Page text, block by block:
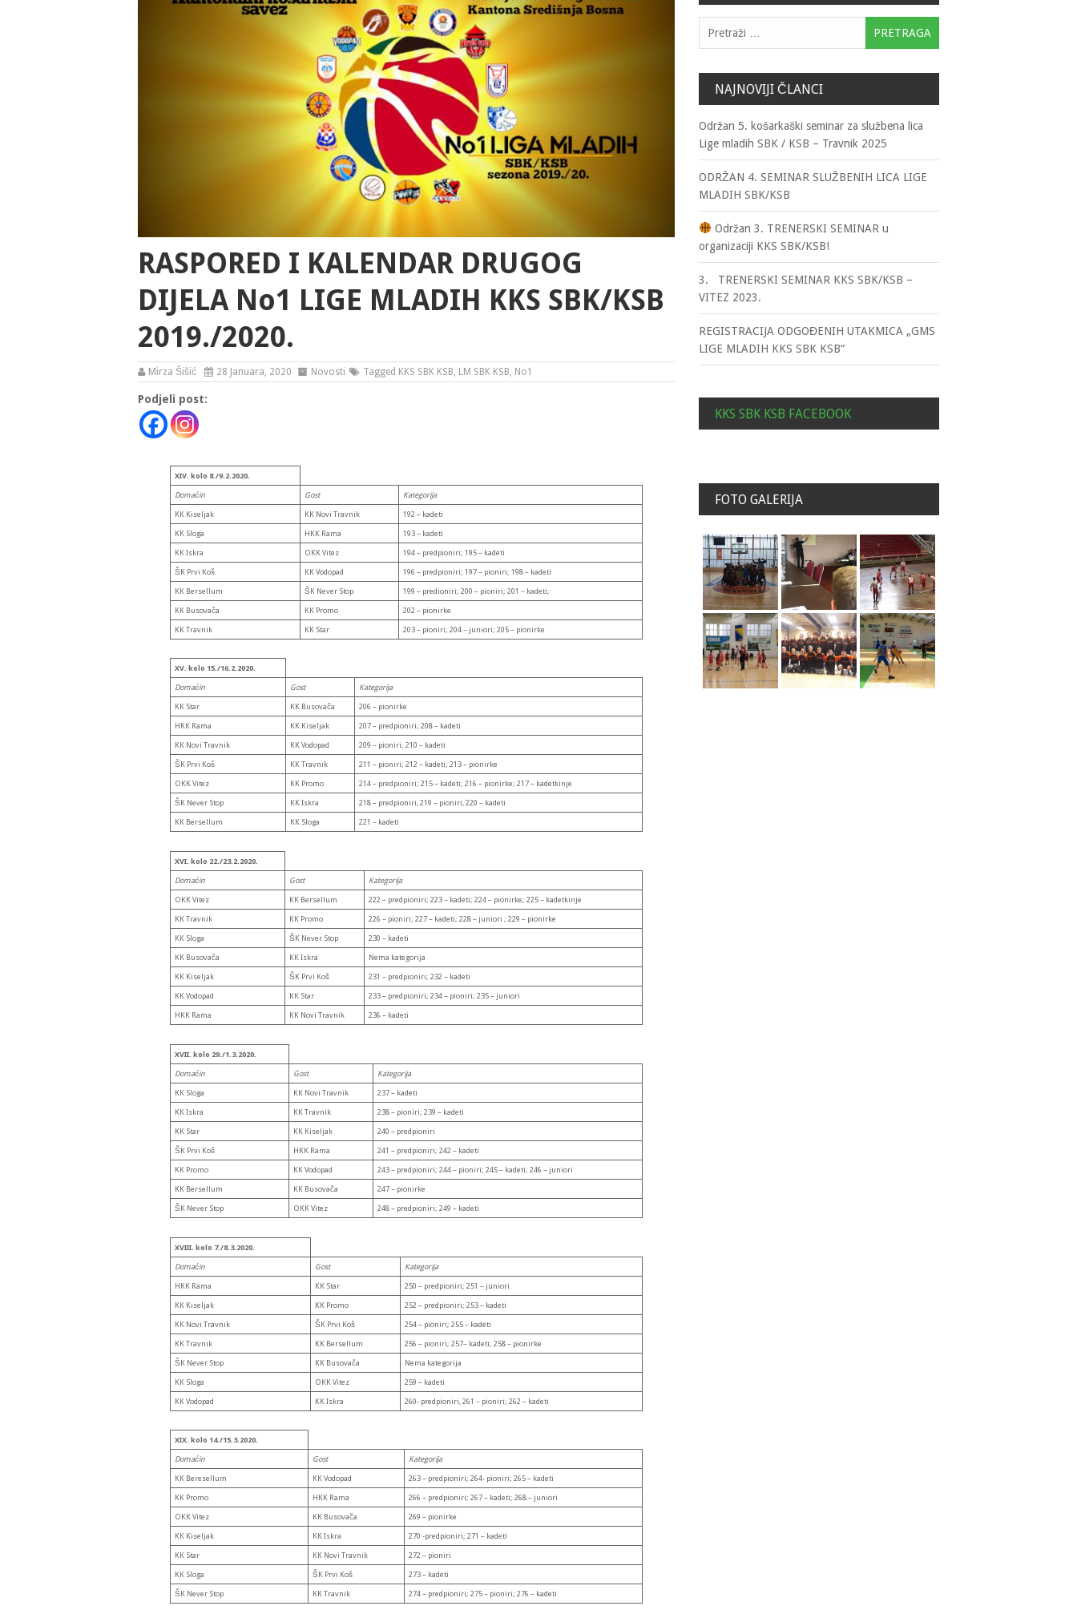
RASPORED I KALENDAR DRUGOG
DIJELA No1 LIGE MLADIH KKS SBK/KSB
2019./2020.
Mirza Šišić 28 Januara, 2020 Novosti Tagged KKS SBK KSB, LM SBK KSB, No1
Podjeli post:
XIV. kolo 8./9.2.2020.
Domaćin Gost Kategorija
KK Kiseljak KK Novi Travnik 192 – kadeti
KK Sloga HKK Rama 193 – kadeti
KK Iskra OKK Vitez 194 – predpioniri; 195 – kadeti
ŠK Prvi Koš KK Vodopad 196 – predpioniri; 197 – pioniri; 198 – kadeti
KK Bersellum ŠK Never Stop 199 – predioniri; 200 – pioniri; 201 – kadeti;
KK Busovača KK Promo 202 – pionirke
KK Travnik KK Star 203 – pioniri; 204 – juniori; 205 – pionirke
XV. kolo 15./16.2.2020.
Domaćin Gost Kategorija
KK Star KK Busovača 206 – pionirke
HKK Rama KK Kiseljak 207 – predpioniri; 208 – kadeti
KK Novi Travnik KK Vodopad 209 – pioniri; 210 – kadeti
ŠK Prvi Koš KK Travnik 211 – pioniri; 212 – kadeti; 213 – pionirke
OKK Vitez KK Promo 214 – predpioniri; 215 – kadeti; 216 – pionirke; 217 – kadetkinje
ŠK Never Stop KK Iskra 218 – predpioniri, 219 – pioniri, 220 – kadeti
KK Bersellum KK Sloga 221 – kadeti
XVI. kolo 22./23.2.2020.
Domaćin Gost Kategorija
OKK Vitez KK Bersellum 222 – predpioniri; 223 – kadeti; 224 – pionirke; 225 – kadetkinje
KK Travnik KK Promo 226 – pioniri; 227 – kadeti; 228 – juniori ; 229 – pionirke
KK Sloga ŠK Never Stop 230 – kadeti
KK Busovača KK Iskra Nema kategorija
KK Kiseljak ŠK Prvi Koš 231 – predpioniri; 232 – kadeti
KK Vodopad KK Star 233 – predpioniri; 234 – pioniri; 235 – juniori
HKK Rama KK Novi Travnik 236 – kadeti
XVII. kolo 29./1.3.2020.
Domaćin Gost Kategorija
KK Sloga KK Novi Travnik 237 – kadeti
KK Iskra KK Travnik 238 – pioniri; 239 – kadeti
KK Star KK Kiseljak 240 – predpioniri
ŠK Prvi Koš HKK Rama 241 – predpioniri; 242 – kadeti
KK Promo KK Vodopad 243 – predpioniri; 244 – pioniri; 245 – kadeti; 246 – juniori
KK Bersellum KK Busovača 247 – pionirke
ŠK Never Stop OKK Vitez 248 – predpioniri; 249 – kadeti
XVIII. kolo 7./8.3.2020.
Domaćin Gost Kategorija
HKK Rama KK Star 250 – predpioniri; 251 – juniori
KK Kiseljak KK Promo 252 – predpioniri; 253 – kadeti
KK Novi Travnik ŠK Prvi Koš 254 – pioniri; 255 – kadeti
KK Travnik KK Bersellum 256 – pioniri; 257– kadeti; 258 – pionirke
ŠK Never Stop KK Busovača Nema kategorija
KK Sloga OKK Vitez 259 – kadeti
KK Vodopad KK Iskra 260- predpioniri, 261 – pioniri; 262 – kadeti
XIX. kolo 14./15.3.2020.
Domaćin Gost Kategorija
KK Beresellum KK Vodopad 263 – predpioniri; 264- pioniri; 265 – kadeti
KK Promo HKK Rama 266 – predpioniri; 267 – kadeti; 268 – juniori
OKK Vitez KK Busovača 269 – pionirke
KK Kiseljak KK Iskra 270 -predpioniri; 271 – kadeti
KK Star KK Novi Travnik 272 – pioniri
KK Sloga ŠK Prvi Koš 273 – kadeti
ŠK Never Stop KK Travnik 274 – predpioniri; 275 – pioniri; 276 – kadeti
NAJNOVIJI ČLANCI
Održan 5. košarkaški seminar za službena lica
Lige mladih SBK / KSB – Travnik 2025
ODRŽAN 4. SEMINAR SLUŽBENIH LICA LIGE
MLADIH SBK/KSB
Održan 3. TRENERSKI SEMINAR u
organizaciji KKS SBK/KSB!
3. TRENERSKI SEMINAR KKS SBK/KSB –
VITEZ 2023.
REGISTRACIJA ODGOĐENIH UTAKMICA „GMS
LIGE MLADIH KKS SBK KSB“
KKS SBK KSB FACEBOOK
FOTO GALERIJA